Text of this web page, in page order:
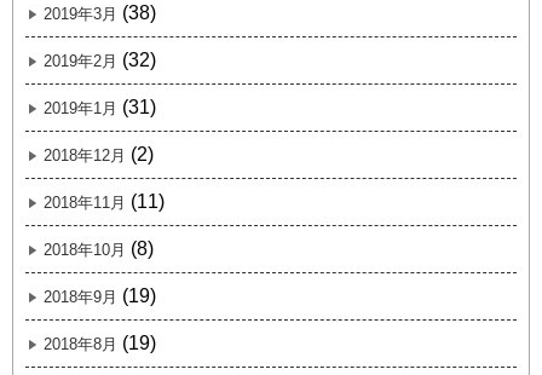
2019年3月 (38)
2019年2月 (32)
2019年1月 (31)
2018年12月 (2)
2018年11月 (11)
2018年10月 (8)
2018年9月 (19)
2018年8月 (19)